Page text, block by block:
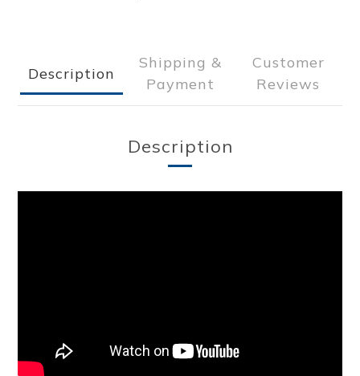
Description
Shipping &
Payment
Customer
Reviews
Description